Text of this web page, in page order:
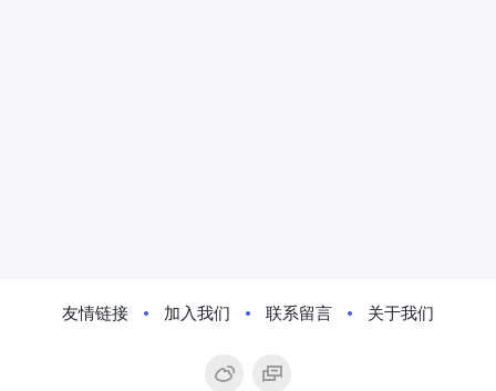
友情链接 加入我们 联系留言 关于我们